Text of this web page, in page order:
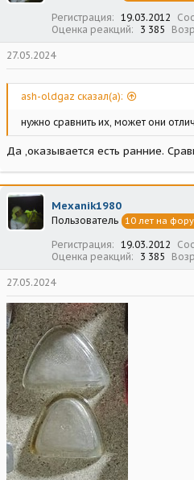
Регистрация 19.03.2012
Оценка реакций
3 385
27.05.2024
ash-oldgaz сказал(а):
нужно сравнить их, может они
Да ,оказывается есть ранние.
Mexanik1980
Пользователь 10 лет на
Регистрация 19.03.2012
Оценка реакций
3 385
27.05.2024